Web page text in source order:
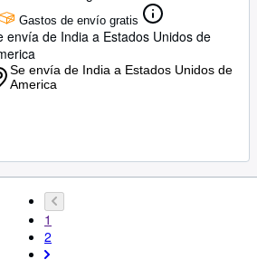
Gastos de envío gratis
envía de India a Estados Unidos de
Se envía de India a Estados Unidos de
America
1
2